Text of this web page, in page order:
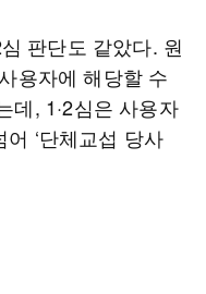
판단도 같았다. 원
용자에 해당할 수
데, 1·2심은 사용자
‘단체교섭 당사